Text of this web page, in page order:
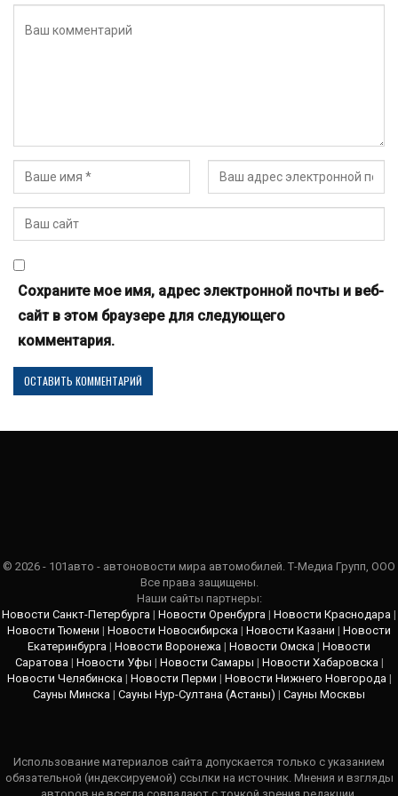
Сохраните мое имя, адрес электронной почты и веб-
сайт в этом браузере для следующего
комментария.
© 2026 - 101авто - автоновости мира автомобилей. Т-Медиа Групп, ООО
Все права защищены.
Наши сайты партнеры:
Новости Санкт-Петербурга | Новости Оренбурга | Новости Краснодара |
Новости Тюмени | Новости Новосибирска | Новости Казани | Новости
Екатеринбурга | Новости Воронежа | Новости Омска | Новости
Саратова | Новости Уфы | Новости Самары | Новости Хабаровска |
Новости Челябинска | Новости Перми | Новости Нижнего Новгорода |
Сауны Минска | Сауны Нур-Султана (Астаны) | Сауны Москвы
Использование материалов сайта допускается только с указанием
обязательной (индексируемой) ссылки на источник. Мнения и взгляды